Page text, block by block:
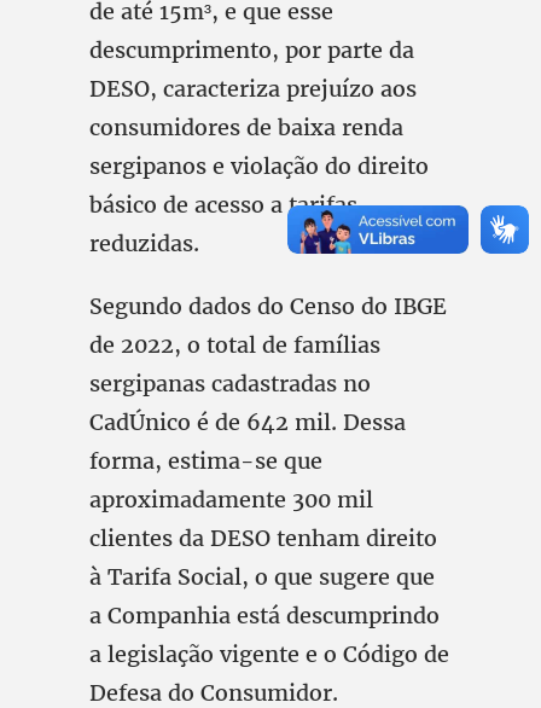
de até 15m³, e que esse
descumprimento, por parte da
DESO, caracteriza prejuízo aos
consumidores de baixa renda
sergipanos e violação do direito
básico de acesso a tarifas
reduzidas.
Segundo dados do Censo do IBGE
de 2022, o total de famílias
sergipanas cadastradas no
CadÚnico é de 642 mil. Dessa
forma, estima-se que
aproximadamente 300 mil
clientes da DESO tenham direito
à Tarifa Social, o que sugere que
a Companhia está descumprindo
a legislação vigente e o Código de
Defesa do Consumidor.